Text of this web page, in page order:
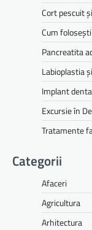
Cort pescuit
Cum
Pancreatita
Labioplastia
Implant
Excursie în
Tratamente
Categorii
Afaceri
Agricultura
Arhitectura